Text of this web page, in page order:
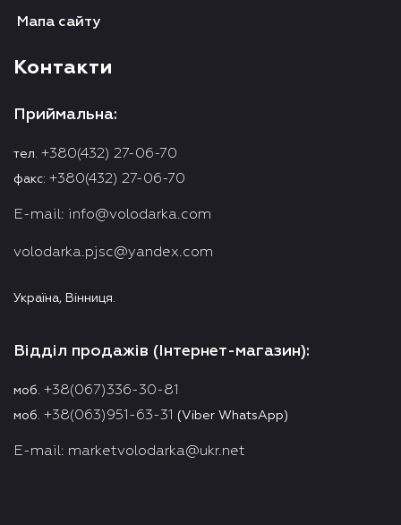
Мапа сайту
Контакти
Приймальна:
тел. +380(432) 27-06-70
факс: +380(432) 27-06-70
E-mail: info@volodarka.com
volodarka.pjsc@yandex.com
Україна, Вінниця.
Відділ продажів (Інтернет-магазин):
моб. +38(067)336-30-81
моб. +38(063)951-63-31 (Viber WhatsApp)
E-mail: marketvolodarka@ukr.net